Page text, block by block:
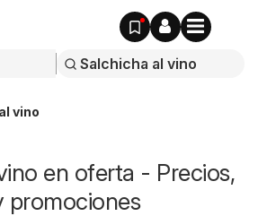
vino
en oferta - Precios,
promociones